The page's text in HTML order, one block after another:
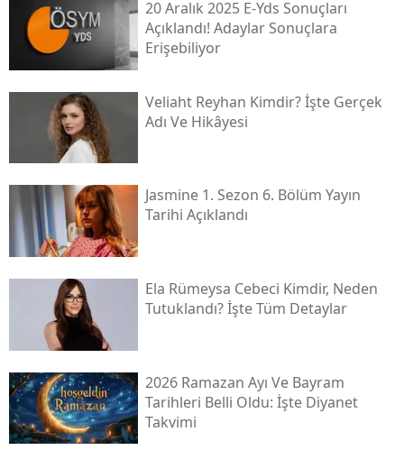
20 Aralık 2025 E-Yds Sonuçları
Açıklandı! Adaylar Sonuçlara
Erişebiliyor
Veliaht Reyhan Kimdir? İşte Gerçek
Adı Ve Hikâyesi
Jasmine 1. Sezon 6. Bölüm Yayın
Tarihi Açıklandı
Ela Rümeysa Cebeci Kimdir, Neden
Tutuklandı? İşte Tüm Detaylar
2026 Ramazan Ayı Ve Bayram
Tarihleri Belli Oldu: İşte Diyanet
Takvimi